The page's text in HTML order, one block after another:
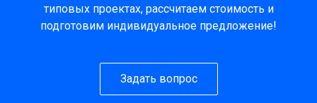
типовых проектах, рассчитаем стоимость и
подготовим индивидуальное предложение!
Задать вопрос